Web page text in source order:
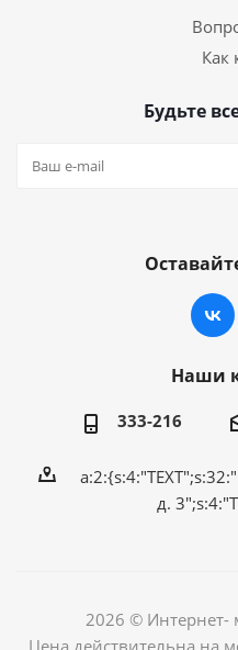
Как
Будьте
Наши
333-216
д.
2026 © Интернет-
Цена действительна на